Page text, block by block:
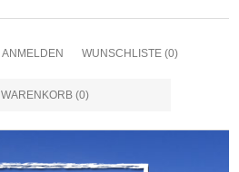
ANMELDEN WUNSCHLISTE (0)
WARENKORB (0)